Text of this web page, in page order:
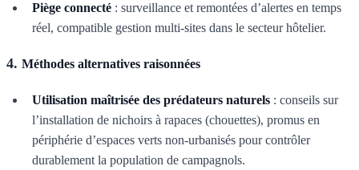
Piège connecté : surveillance et remontées d’alertes en temps
réel, compatible gestion multi-sites dans le secteur hôtelier.
4. Méthodes alternatives raisonnées
Utilisation maîtrisée des prédateurs naturels : conseils sur
l’installation de nichoirs à rapaces (chouettes), promus en
périphérie d’espaces verts non-urbanisés pour contrôler
durablement la population de campagnols.